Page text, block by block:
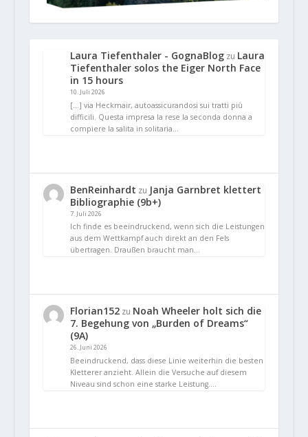
Laura Tiefenthaler - GognaBlogzu Laura
Tiefenthaler solos the Eiger North Face
in 15 hours
10. Juli 2026
[…] via Heckmair, autoassicurandosi sui tratti più
difficili. Questa impresa la rese la seconda donna a
compiere la salita in solitaria…
BenReinhardt zu Janja Garnbret klettert
Bibliographie (9b+)
7. Juli 2026
Ich finde es beeindruckend, wenn sich die Leistungen
aus dem Wettkampf auch direkt an den Fels
übertragen. Draußen braucht man…
Florian152zu Noah Wheeler holt sich die
7. Begehung von „Burden of Dreams“
(9A)
26. Juni 2026
Beeindruckend, dass diese Linie weiterhin die besten
Kletterer anzieht. Allein die Versuche auf diesem
Niveau sind schon eine starke Leistung.…